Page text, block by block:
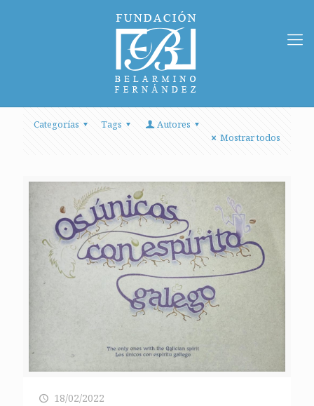
Categorías Tags
Autores
Mostrar todos
18/02/2022